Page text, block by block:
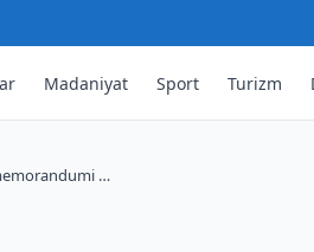
Madaniyat Sport Turizm
…